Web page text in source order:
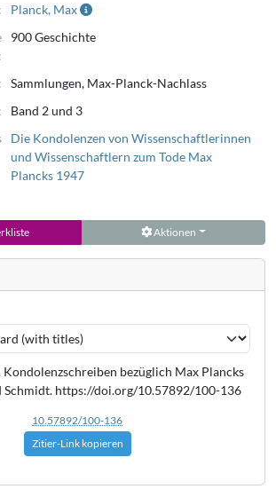
Planck, Max
900 Geschichte
Sammlungen, Max-Planck-Nachlass
Band 2 und 3
Die Kondolenzen von Wissenschaftlerinnen
und Wissenschaftlern zum Tode Max
Plancks 1947
Aktionen
Kondolenzschreiben bezüglich Max Plancks
Schmidt. https://doi.org/10.57892/100-136
10.57892/100-136
Zitier-Link kopieren